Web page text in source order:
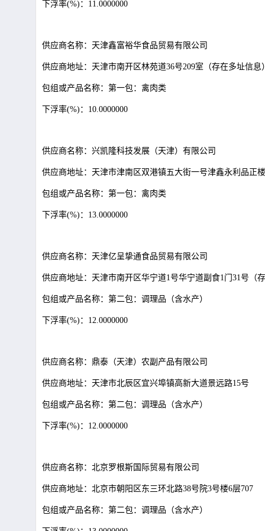
下浮率(%)：11.0000000
供应商名称：天津鑫富裕华食品贸易有限公司
供应商地址：天津市南开区林苑道36号209室（存在多址信息）
包组或产品名称：第一包：禽肉类
下浮率(%)：10.0000000
供应商名称：兴凯隆科技发展（天津）有限公司
供应商地址：天津市津南区双港镇五大街一号津鑫永利品正楼
包组或产品名称：第一包：禽肉类
下浮率(%)：13.0000000
供应商名称：天津亿呈挚通食品贸易有限公司
供应商地址：天津市南开区华宁道1号华宁道副食1门31号（
包组或产品名称：第二包：调理品（含水产）
下浮率(%)：12.0000000
供应商名称：鼎泰（天津）农副产品有限公司
供应商地址：天津市北辰区宜兴埠镇高新大道景远路15号
包组或产品名称：第二包：调理品（含水产）
下浮率(%)：12.0000000
供应商名称：北京罗根斯国际贸易有限公司
供应商地址：北京市朝阳区东三环北路38号院3号楼6层707
包组或产品名称：第二包：调理品（含水产）